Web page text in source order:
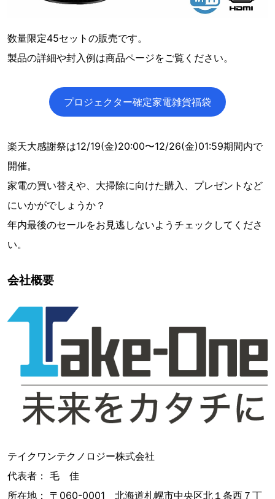
数量限定45セットの販売です。
製品の詳細や封入例は商品ページをご覧ください。
プロジェクター確定家電雑貨福袋
楽天大感謝祭は12/19(金)20:00〜12/26(金)01:59期間内で
開催。
家電の買い替えや、大掃除に向けた購入、プレゼントなど
にいかがでしょうか？
年内最後のセールをお見逃しないようチェックしてくださ
い。
会社概要
テイクワンテクノロジー株式会社
代表者： 毛 佳
所在地： 〒060-0001 北海道札幌市中央区北１条西７丁